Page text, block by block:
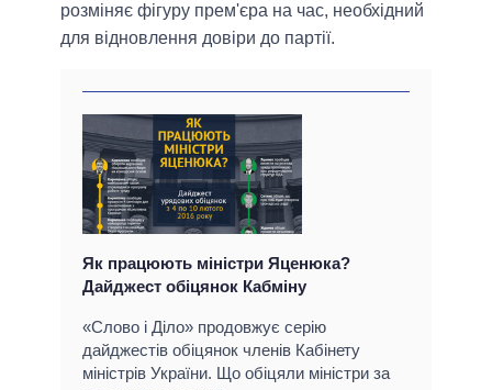
розміняє фігуру прем'єра на час, необхідний
для відновлення довіри до партії.
Як працюють міністри Яценюка?
Дайджест обіцянок Кабміну
«Слово і Діло» продовжує серію
дайджестів обіцянок членів Кабінету
міністрів України. Що обіцяли міністри за